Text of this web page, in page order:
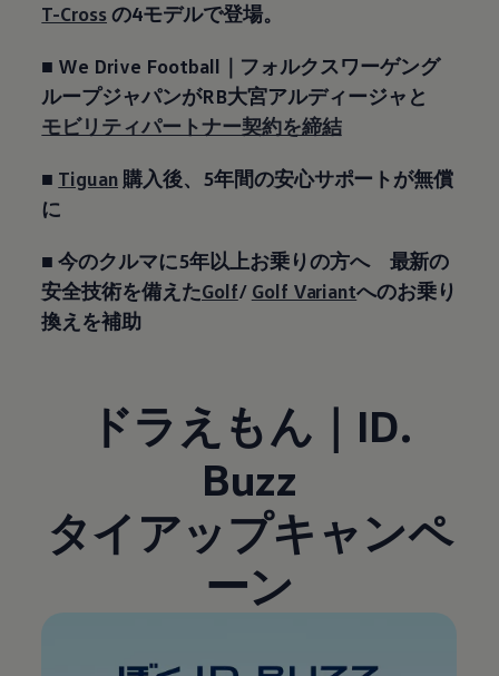
T-Cross の4モデルで登場。
■ We Drive Football｜フォルクスワーゲング
ループジャパンが​RB大宮アルディージャと
モビリティパートナー契約を締結
■ Tiguan 購入後、5年間の安心サポートが無償
に
■ 今のクルマに5年以上お乗りの方へ 最新の
安全技術を備えたGolf/ Golf Variantへのお乗り
換えを補助
ドラえもん｜ID.
Buzz
タイアップキャンペ
ーン